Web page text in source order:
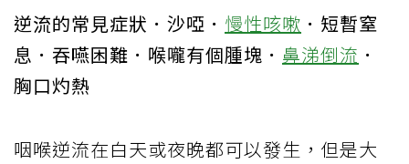
逆流的常見症狀．沙啞． 慢性咳嗽 ．短暫窒
息．吞嚥困難．喉嚨有個腫塊． 鼻涕倒流 ．
胸口灼熱
咽喉逆流在白天或夜晚都可以發生，但是大